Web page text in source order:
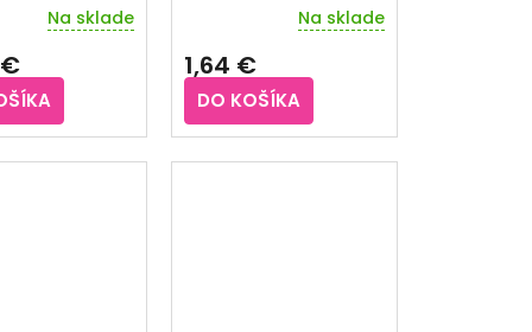
50 ml
Na sklade Na sklade
1,64 €
DO KOŠÍKA